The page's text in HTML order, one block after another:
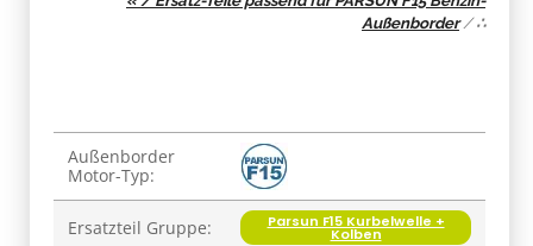
Außenborder/∴
Produkteigenschaft
Wert
Außenborder
Motor-Typ:
Ersatzteil Gruppe: Parsun F15 Kurbelwelle +
Kolben